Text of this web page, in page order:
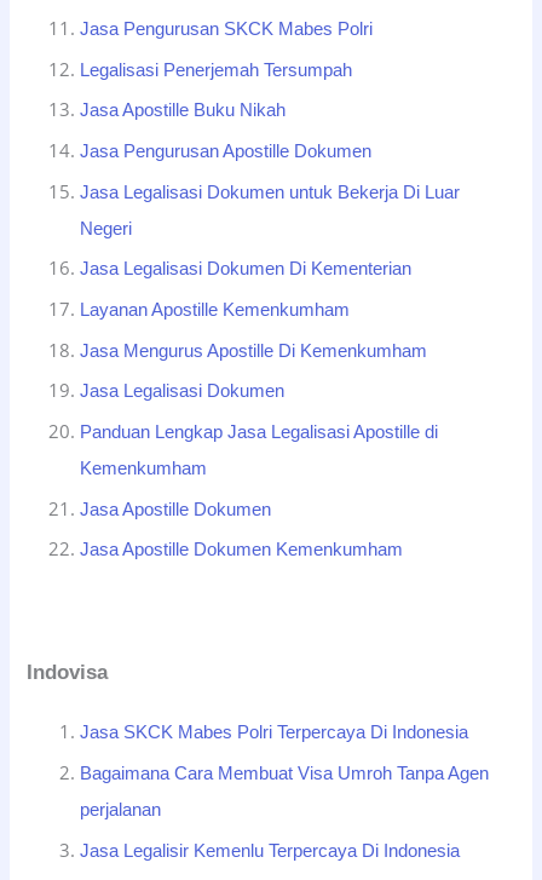
Jasa Pengurusan SKCK Mabes Polri
Legalisasi Penerjemah Tersumpah
Jasa Apostille Buku Nikah
Jasa Pengurusan Apostille Dokumen
Jasa Legalisasi Dokumen untuk Bekerja Di Luar
Negeri
Jasa Legalisasi Dokumen Di Kementerian
Layanan Apostille Kemenkumham
Jasa Mengurus Apostille Di Kemenkumham
Jasa Legalisasi Dokumen
Panduan Lengkap Jasa Legalisasi Apostille di
Kemenkumham
Jasa Apostille Dokumen
Jasa Apostille Dokumen Kemenkumham
Indovisa
Jasa SKCK Mabes Polri Terpercaya Di Indonesia
Bagaimana Cara Membuat Visa Umroh Tanpa Agen
perjalanan
Jasa Legalisir Kemenlu Terpercaya Di Indonesia